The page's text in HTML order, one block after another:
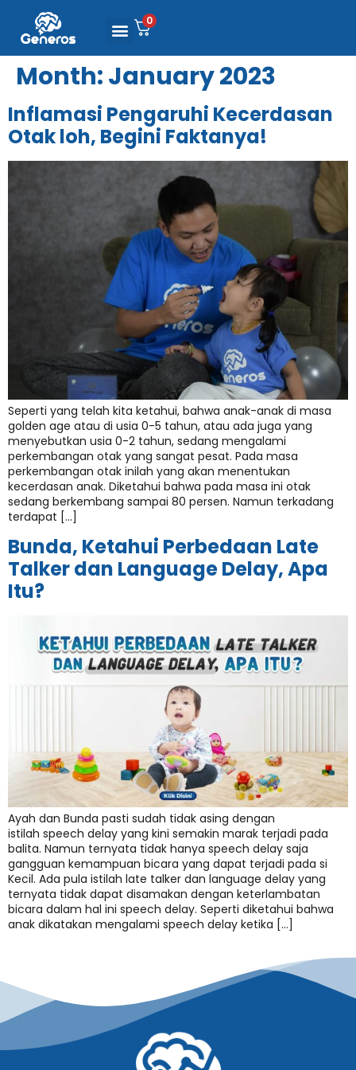
0
Month:January 2023
Inflamasi Pengaruhi Kecerdasan
Otak loh, Begini Faktanya!
Seperti yang telah kita ketahui, bahwa anak-anak di masa
golden age atau di usia 0-5 tahun, atau ada juga yang
menyebutkan usia 0-2 tahun, sedang mengalami
perkembangan otak yang sangat pesat. Pada masa
perkembangan otak inilah yang akan menentukan
kecerdasan anak. Diketahui bahwa pada masa ini otak
sedang berkembang sampai 80 persen. Namun terkadang
terdapat […]
Bunda, Ketahui Perbedaan Late
Talker dan Language Delay, Apa
Itu?
Ayah dan Bunda pasti sudah tidak asing dengan
istilah speech delay yang kini semakin marak terjadi pada
balita. Namun ternyata tidak hanya speech delay saja
gangguan kemampuan bicara yang dapat terjadi pada si
Kecil. Ada pula istilah late talker dan language delay yang
ternyata tidak dapat disamakan dengan keterlambatan
bicara dalam hal ini speech delay. Seperti diketahui bahwa
anak dikatakan mengalami speech delay ketika […]